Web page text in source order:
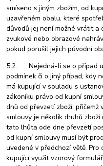
smíseno s jiným zbožím, od
uzavřeném obalu, které
důvodů jej není možné vrátit a
zvukové nebo obrazové
pokud porušil jejich původní
5.2. Nejedná-li se o případ
podmínek či o jiný případ, kdy
má kupující v souladu s
zákoníku právo od kupní
dnů od převzetí zboží, přičemž
smlouvy je několik druhů
tato lhůta ode dne převzetí
od kupní smlouvy musí být
uvedené v předchozí větě.
kupující využit vzorový